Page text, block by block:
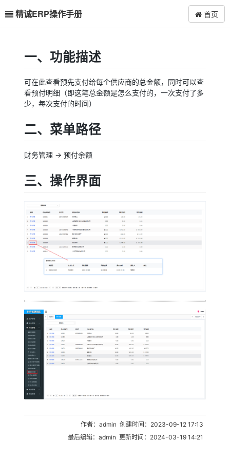
精诚ERP操作手册 首页
一、功能描述
可在此查看预先支付给每个供应商的总金额，同时可以查
看预付明细（即这笔总金额是怎么支付的，一次支付了多
少，每次支付的时间）
二、菜单路径
财务管理 -> 预付余额
三、操作界面
作者：admin 创建时间：2023-09-12 17:13
最后编辑：admin 更新时间：2024-03-19 14:21